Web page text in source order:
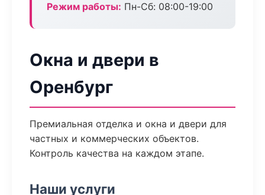
Режим работы: Пн-Сб: 08:00-19:00
Окна и двери в
Оренбург
Премиальная отделка и окна и двери для
частных и коммерческих объектов.
Контроль качества на каждом этапе.
Наши услуги